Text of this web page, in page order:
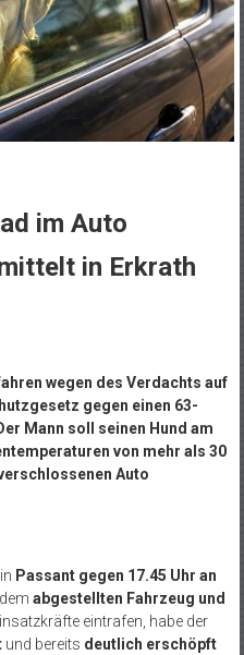
im Auto
in Erkrath
wegen des Verdachts auf
gegen einen 63-
Mann soll seinen Hund am
von mehr als 30
Auto
Passant gegen 17.45 Uhr an
dem abgestellten Fahrzeug und
eintrafen, habe der
und bereits deutlich erschöpft